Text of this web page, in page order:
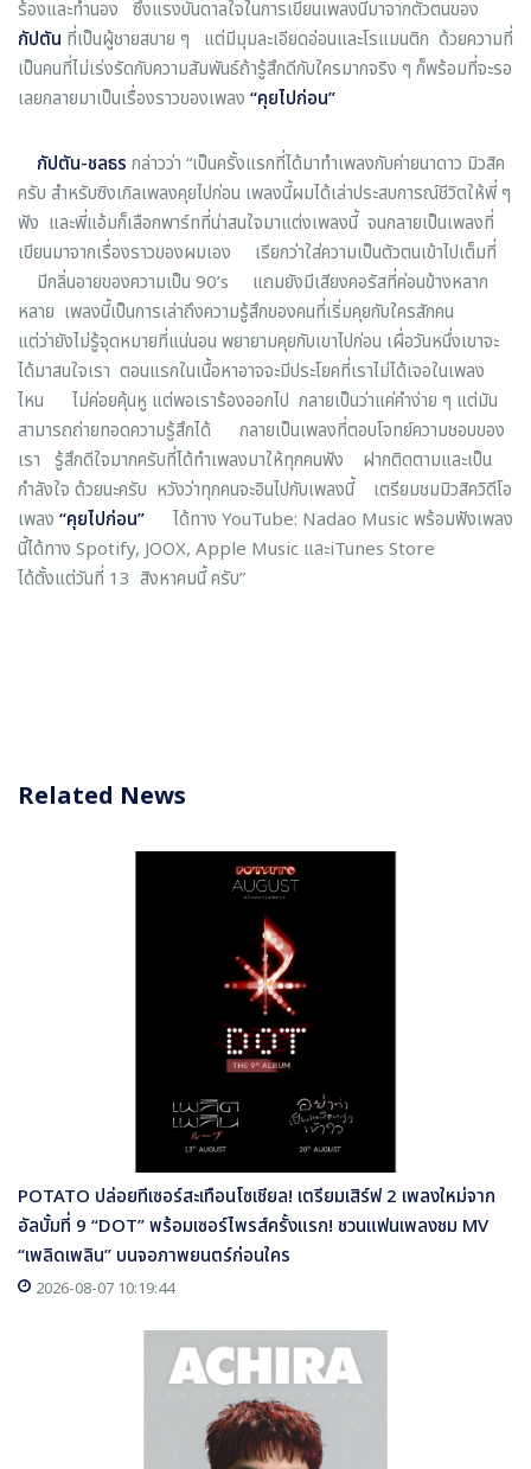
ร้องและทำนอง ซึ่งแรงบันดาลใจในการเขียนเพลงนี้มาจากตัวตนของ
กัปตัน ที่เป็นผู้ชายสบาย ๆ แต่มีมุมละเอียดอ่อนและโรแมนติก ด้วยความที่
เป็นคนที่ไม่เร่งรัดกับความสัมพันธ์ถ้ารู้สึกดีกับใครมากจริง ๆ ก็พร้อมที่จะรอ
เลยกลายมาเป็นเรื่องราวของเพลง “คุยไปก่อน”
กัปตัน-ชลธร กล่าวว่า “เป็นครั้งแรกที่ได้มาทำเพลงกับค่ายนาดาว มิวสิค
ครับ สำหรับซิงเกิลเพลงคุยไปก่อน เพลงนี้ผมได้เล่าประสบการณ์ชีวิตให้พี่ ๆ
ฟัง และพี่แอ้มก็เลือกพาร์ทที่น่าสนใจมาแต่งเพลงนี้ จนกลายเป็นเพลงที่
เขียนมาจากเรื่องราวของผมเอง เรียกว่าใส่ความเป็นตัวตนเข้าไปเต็มที่
มีกลิ่นอายของความเป็น 90’s แถมยังมีเสียงคอรัสที่ค่อนข้างหลาก
หลาย เพลงนี้เป็นการเล่าถึงความรู้สึกของคนที่เริ่มคุยกับใครสักคน
แต่ว่ายังไม่รู้จุดหมายที่แน่นอน พยายามคุยกับเขาไปก่อน เผื่อวันหนึ่งเขาจะ
ได้มาสนใจเรา ตอนแรกในเนื้อหาอาจจะมีประโยคที่เราไม่ได้เจอในเพลง
ไหน ไม่ค่อยคุ้นหู แต่พอเราร้องออกไป กลายเป็นว่าแค่คำง่าย ๆ แต่มัน
สามารถถ่ายทอดความรู้สึกได้ กลายเป็นเพลงที่ตอบโจทย์ความชอบของ
เรา รู้สึกดีใจมากครับที่ได้ทำเพลงมาให้ทุกคนฟัง ฝากติดตามและเป็น
กำลังใจ ด้วยนะครับ หวังว่าทุกคนจะอินไปกับเพลงนี้ เตรียมชมมิวสิควิดีโอ
เพลง “คุยไปก่อน” ได้ทาง YouTube: Nadao Music พร้อมฟังเพลง
นี้ได้ทาง Spotify, JOOX, Apple Music และiTunes Store
ได้ตั้งแต่วันที่ 13 สิงหาคมนี้ ครับ”
Related News
POTATO ปล่อยทีเซอร์สะเทือนโซเชียล! เตรียมเสิร์ฟ 2 เพลงใหม่จาก
อัลบั้มที่ 9 “DOT” พร้อมเซอร์ไพรส์ครั้งแรก! ชวนแฟนเพลงชม MV
“เพลิดเพลิน” บนจอภาพยนตร์ก่อนใคร
2026-08-07 10:19:44